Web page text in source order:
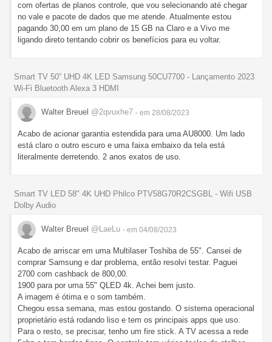
com ofertas de planos controle, que vou selecionando até chegar
no vale e pacote de dados que me atende. Atualmente estou
pagando 30,00 em um plano de 15 GB na Claro e a Vivo me
ligando direto tentando cobrir os benefícios para eu voltar.
Smart TV 50” UHD 4K LED Samsung 50CU7700 - Lançamento 2023
Wi-Fi Bluetooth Alexa 3 HDMI
Walter Breuel @2qvuxhe7 - em 28/08/2023
Acabo de acionar garantia estendida para uma AU8000. Um lado
está claro o outro escuro e uma faixa embaixo da tela está
literalmente derretendo. 2 anos exatos de uso.
Smart TV LED 58" 4K UHD Philco PTV58G70R2CSGBL - Wifi USB
Dolby Audio
Walter Breuel @LaeLu - em 04/08/2023
Acabo de arriscar em uma Multilaser Toshiba de 55". Cansei de
comprar Samsung e dar problema, então resolvi testar. Paguei
2700 com cashback de 800,00.
1900 para por uma 55" QLED 4k. Achei bem justo.
A imagem é ótima e o som também.
Chegou essa semana, mas estou gostando. O sistema operacional
proprietário está rodando liso e tem os principais apps que uso.
Para o resto, se precisar, tenho um fire stick. A TV acessa a rede